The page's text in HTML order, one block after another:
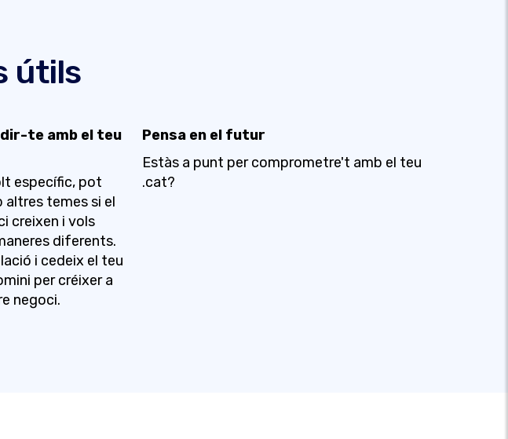
útils
te amb el teu
específic, pot
temes si el
creixen i vols
diferents.
i cedeix el teu
per créixer a
negoci.
Pensa en el futur
Estàs a punt per comprometre't amb el teu
.cat?